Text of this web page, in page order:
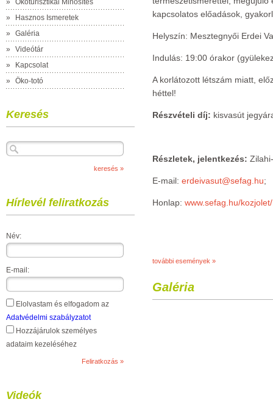
»
Ökoturisztikai Minősítés
»
Hasznos Ismeretek
»
Galéria
»
Videótár
»
Kapcsolat
»
Öko-totó
Keresés
Hírlevél feliratkozás
Név:
E-mail:
Elolvastam és elfogadom az
Adatvédelmi szabályzatot
Hozzájárulok személyes
adataim kezeléséhez
Videók
kapcsolatos előadások,
Helyszín: Mesztegnyői Erdei
Indulás: 19:00 órakor
A korlátozott létszám miatt,
héttel!
Részvételi díj: kisvasút
Részletek, jelentkezés:
E-mail: erdeivasut@sefag.hu;
Honlap: www.sefag.hu/
további események »
Galéria